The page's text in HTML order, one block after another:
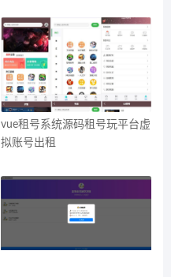
vue租号系统源码租号玩平台虚
拟账号出租